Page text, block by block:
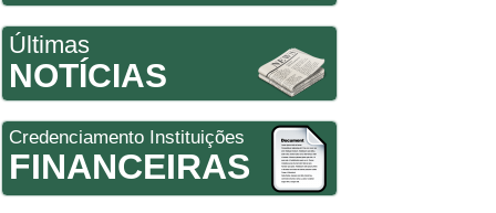
Últimas
NOTÍCIAS
Credenciamento Instituições
FINANCEIRAS